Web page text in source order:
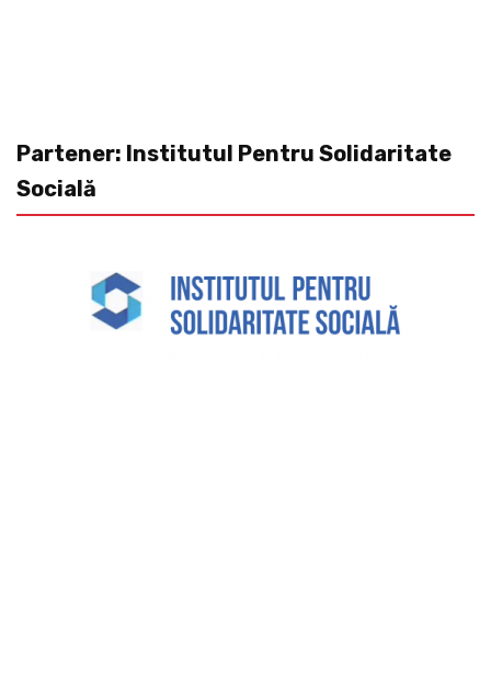
Partener: Institutul Pentru Solidaritate
Socială